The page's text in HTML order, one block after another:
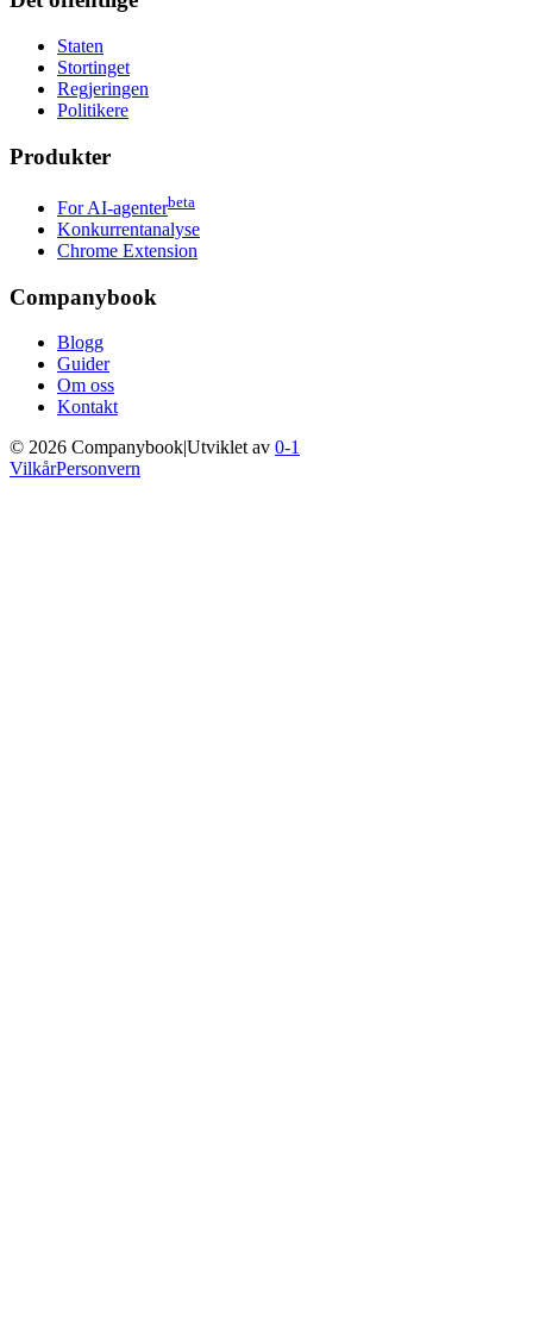
Staten
Stortinget
Regjeringen
Politikere
Produkter
For AI-agenterbeta
Konkurrentanalyse
Chrome Extension
Companybook
Blogg
Guider
Om oss
Kontakt
© 2026 Companybook|Utviklet av 0-1
VilkårPersonvern